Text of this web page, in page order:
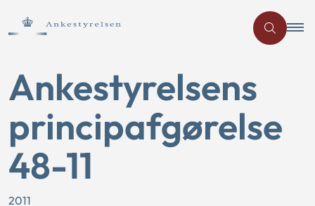
Ankestyrelsens
principafgørelse
48-11
2011